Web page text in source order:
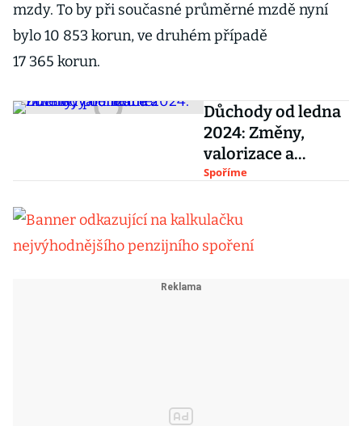
mzdy. To by při současné průměrné mzdě nyní
bylo 10 853 korun, ve druhém případě
17 365 korun.
Důchody od ledna
2024: Změny,
valorizace a
novinky
Spoříme